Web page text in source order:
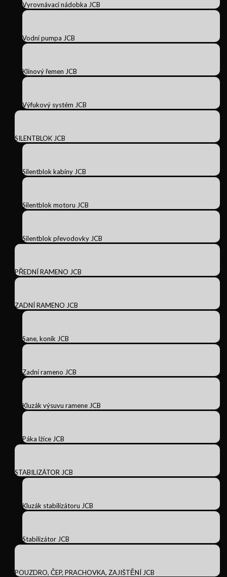
Vyrovnávací nádobka JCB
Vodní pumpa JCB
Klínový řemen JCB
Výfukový systém JCB
SILENTBLOK JCB
Silentblok kabíny JCB
Silentblok motoru JCB
Silentblok převodovky JCB
PŘEDNÍ RAMENO JCB
ZADNÍ RAMENO JCB
Sane, koník JCB
Zadní rameno JCB
Kluzák výsuvu ramene JCB
Páka lžíce JCB
STABILIZÁTOR JCB
Kluzák stabilizátoru JCB
Stabilizátor JCB
POUZDRO, ČEP, PRACHOVKA, ZAJIŠTĚNÍ JCB